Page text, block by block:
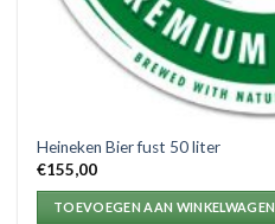
Heineken Bier fust 50 liter
€155,00
TOEVOEGEN AAN WINKELWAGEN